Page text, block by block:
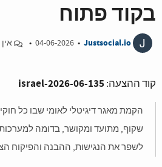
בקוד פתוח
J
Justsocial.io
•
•
קוד ההצעה:israel-2026-06-135
הקמת מאגר דיגיטלי לאומי שבו כל
שקוף, מתועד ומקושר, בדומה למערכות
לשפר את הנגישות, ההבנה והפיקוח